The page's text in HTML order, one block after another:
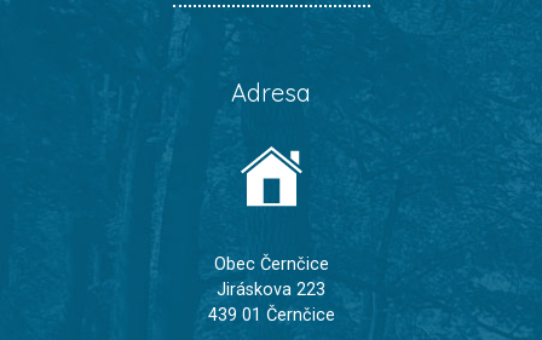
Adresa
Obec Černčice
Jiráskova 223
439 01 Černčice